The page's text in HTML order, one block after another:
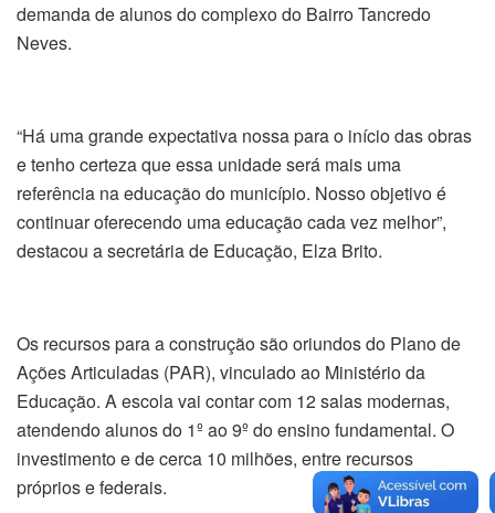
demanda de alunos do complexo do Bairro Tancredo
Neves.
“Há uma grande expectativa nossa para o início das obras
e tenho certeza que essa unidade será mais uma
referência na educação do município. Nosso objetivo é
continuar oferecendo uma educação cada vez melhor”,
destacou a secretária de Educação, Elza Brito.
Os recursos para a construção são oriundos do Plano de
Ações Articuladas (PAR), vinculado ao Ministério da
Educação. A escola vai contar com 12 salas modernas,
atendendo alunos do 1º ao 9º do ensino fundamental. O
investimento e de cerca 10 milhões, entre recursos
próprios e federais.